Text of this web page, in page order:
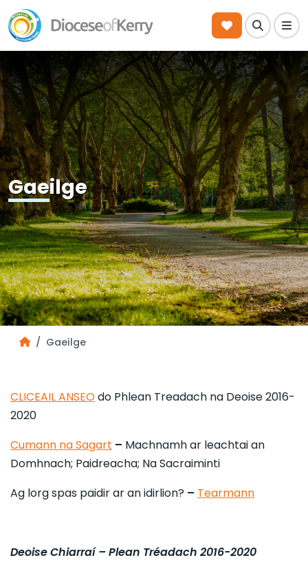
Search
Gaeilge
Gaeilge
CLICEAIL ANSEOdo Phlean Treadach na Deoise 2016-
2020
Cumann na Sagart – Machnamh ar leachtai an
Domhnach; Paidreacha; Na Sacraiminti
Ag lorg spas paidir ar an idirlion? – Tearmann
Deoise Chiarraí –Plean Tréadach 2016-2020